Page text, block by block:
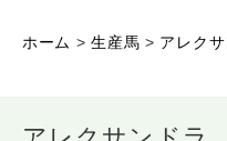
ホーム >生産馬 > アレク